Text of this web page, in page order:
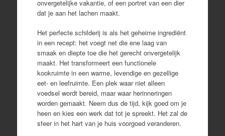
onvergetelijke vakantie, of een portret van een dier
dat je aan het lachen maakt.
Het perfecte schilderij is als het geheime ingrediënt
in een recept: het voegt net die ene laag van
smaak en diepte toe die het gerecht onvergetelijk
maakt. Het transformeert een functionele
kookruimte in een warme, levendige en gezellige
eet- en leefruimte. Een plek waar niet alleen
voedsel wordt bereid, maar waar herinneringen
worden gemaakt. Neem dus de tijd, kijk goed om je
heen en kies een werk dat tot je spreekt. Het zal de
sfeer in het hart van je huis voorgoed veranderen.